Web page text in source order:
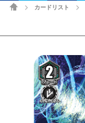
ホームカードリスト